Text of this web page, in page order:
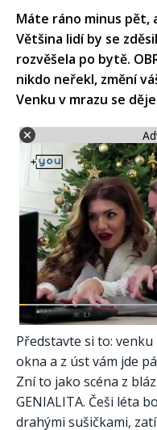
Máte ráno minus pět,
Většina lidí by se
rozvěšela po bytě.
nikdo neřekl, změní
Venku v mrazu se děje
Představte si to:
okna a z úst vám jde
Zní to jako scéna z
GENIALITA. Češi léta
drahými sušičkami,